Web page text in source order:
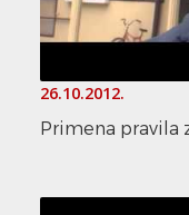
26.10.2012.
Primena pravila